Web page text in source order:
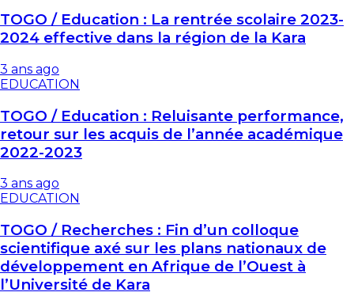
TOGO / Education : La rentrée scolaire 2023-
2024 effective dans la région de la Kara
3 ans ago
EDUCATION
TOGO / Education : Reluisante performance,
retour sur les acquis de l’année académique
2022-2023
3 ans ago
EDUCATION
TOGO / Recherches : Fin d’un colloque
scientifique axé sur les plans nationaux de
développement en Afrique de l’Ouest à
l’Université de Kara